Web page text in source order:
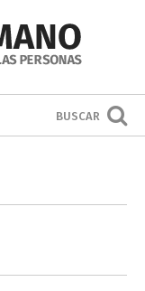
BUSCAR